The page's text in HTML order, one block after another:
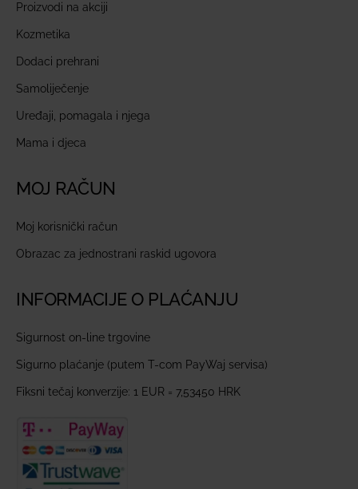
Proizvodi na akciji
Kozmetika
Dodaci prehrani
Samoliječenje
Uređaji, pomagala i njega
Mama i djeca
MOJ RAČUN
Moj korisnički račun
Obrazac za jednostrani raskid ugovora
INFORMACIJE O PLAĆANJU
Sigurnost on-line trgovine
Sigurno plaćanje (putem T-com PayWaj servisa)
Fiksni tečaj konverzije: 1 EUR = 7,53450 HRK